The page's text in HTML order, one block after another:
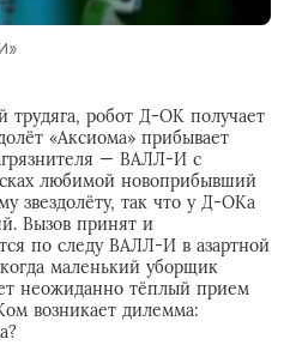
трудяга, робот Д-ОК получает
«Аксиома» прибывает
— ВАЛЛ-И с
любимой новоприбывший
звездолёту, так что у Д-ОКа
Вызов принят и
по следу ВАЛЛ-И в азартной
маленький уборщик
неожиданно тёплый прием
возникает дилемма: